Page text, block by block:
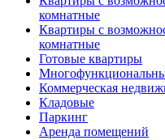
комнатные
Квартиры с
комнатные
Готовые квартиры
Коммерческая
Кладовые
Паркинг
Аренда помещений